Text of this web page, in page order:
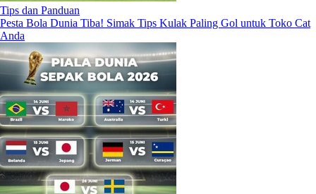
Tips dan Panduan
Pesta Bola Dunia Tiba! Simak Tips Kulak Paling Gol untuk Toko Cat
Anda